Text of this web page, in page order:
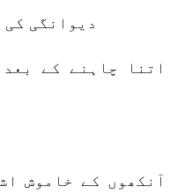
دیوانگی کی
اتنا چاہنے کے
آنکھوں کے خاموش